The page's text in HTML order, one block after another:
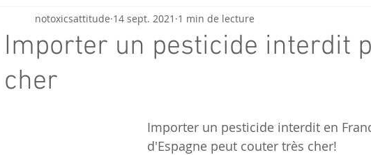
Importer un pesticide interdit
cher
notoxicsattitude 14 sept. 2021 1 min de lecture
Importer un pesticide interdit en
d'Espagne peut couter très cher!